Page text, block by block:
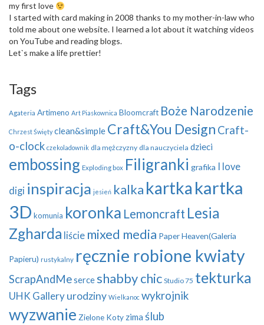
my first love
I started with card making in 2008 thanks to my mother-in-law who
told me about one website. I learned a lot about it watching videos
on YouTube and reading blogs.
Let`s make a life prettier!
Tags
Agateria Artimeno Art Piaskownica Bloomcraft Boże Narodzenie
Chrzest Święty clean&simple Craft&You Design Craft-
o-clock czekoladownik dla mężczyzny dla nauczyciela dzieci
embossing Exploding box Filigranki grafika I love
digi inspiracja jesień kalka kartka kartka
3D komunia koronka Lemoncraft Lesia
Zgharda liście mixed media Paper Heaven(Galeria
Papieru) rustykalny ręcznie robione kwiaty
ScrapAndMeserce shabby chic Studio 75 tekturka
UHK Galleryurodziny Wielkanoc wykrojnik
wyzwanie Zielone Koty zima ślub